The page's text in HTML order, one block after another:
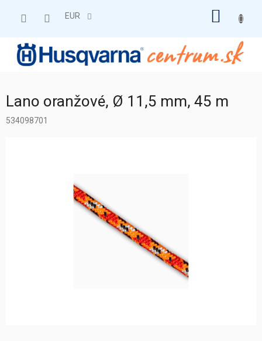
EUR
Lano oranžové, Ø 11,5 mm, 45 m
534098701